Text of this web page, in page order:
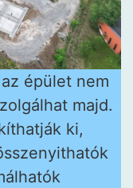
épület nem
majd.
ki,